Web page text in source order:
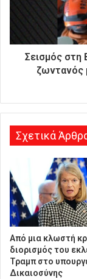
ύ
η
Σεισμός στη
ζωντανός
Σχετικά
Από μια κλωστή
διορισμός του
Τραμπ στο
Δικαιοσύνης